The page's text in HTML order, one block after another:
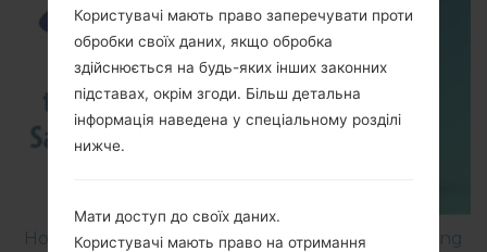
How to Factory Reset through menu on Samsung
Користувачі мають право заперечувати проти
обробки своїх даних, якщо обробка
здійснюється на будь-яких інших законних
підставах, окрім згоди. Більш детальна
інформація наведена у спеціальному розділі
нижче.
Мати доступ до своїх даних.
Користувачі мають право на отримання